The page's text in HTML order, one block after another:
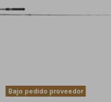
Bajo pedido proveedor